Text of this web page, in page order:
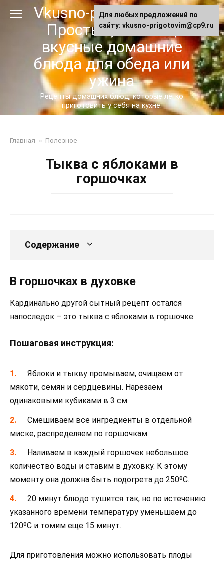
Vkusno-prigotovim.ru -
Простые, сытные,
вкусные домашние
блюда для обеда или
ужина
Рецепты домашних блюд, которые легко
приготовить у себя на кухне.
Главная » Полезное
Тыква с яблоками в
горшочках
Содержание
В горшочках в духовке
Кардинально другой сытный рецепт остался
напоследок – это тыква с яблоками в горшочке.
Пошаговая инструкция:
Яблоки и тыкву промываем, очищаем от
мякоти, семян и сердцевины. Нарезаем
одинаковыми кубиками в 3 см.
Смешиваем все ингредиенты в отдельной
миске, распределяем по горшочкам.
Наливаем в каждый горшочек небольшое
количество воды и ставим в духовку. К этому
моменту она должна быть подогрета до 250ºC.
20 минут блюдо тушится так, но по истечению
указанного времени температуру уменьшаем до
120ºC и томим еще 15 минут.
Для приготовления можно использовать плоды
Для любых предложений по
сайту: vkusno-prigotovim@cp9.ru